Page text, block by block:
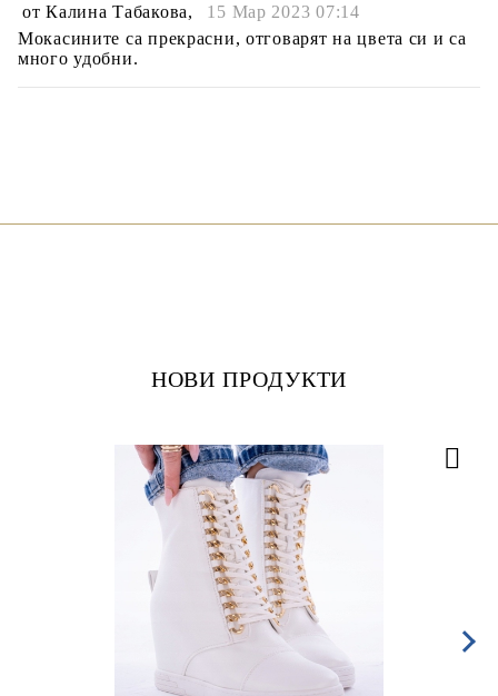
отКалина Табакова,
15 Мар 2023 07:14
Мокасините са прекрасни, отговарят на цвета си и са
много удобни.
НОВИ ПРОДУКТИ